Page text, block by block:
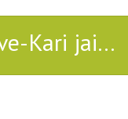
Chaumasi-Paranu-Aave-Kari jain mp3